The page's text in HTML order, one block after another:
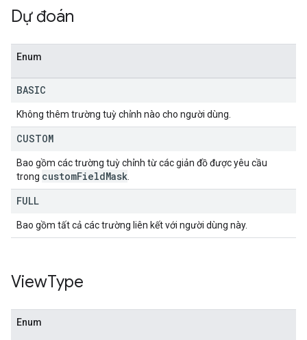
Dự đoán
Enum
BASIC
Không thêm trường tuỳ chỉnh nào cho người dùng.
CUSTOM
Bao gồm các trường tuỳ chỉnh từ các giản đồ được yêu cầu
trong customFieldMask
FULL
Bao gồm tất cả các trường liên kết với người dùng này.
ViewType
Enum